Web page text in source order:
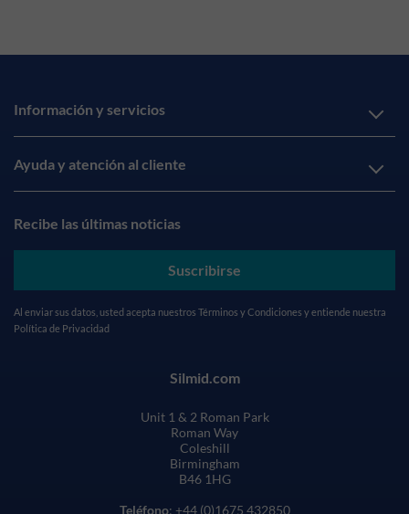
Información y servicios
Ayuda y atención al cliente
Recibe las últimas noticias
Suscribirse
Al enviar sus datos, usted acepta nuestros Términos y Condiciones y entiende nuestra
Política de Privacidad
Silmid.com
Unit 1 & 2 Roman Park
Roman Way
Coleshill
Birmingham
B46 1HG
Teléfono: +44 (0)1675 432850